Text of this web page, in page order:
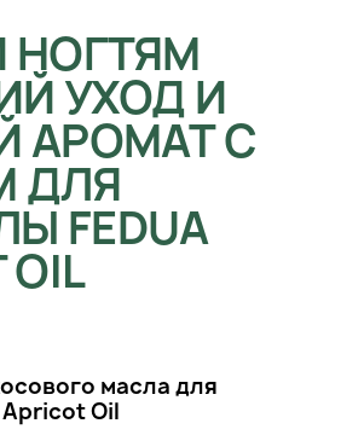
НОГТЯМ
УХОД И
АРОМАТ С
ДЛЯ
FEDUA
OIL
масла для
Oil